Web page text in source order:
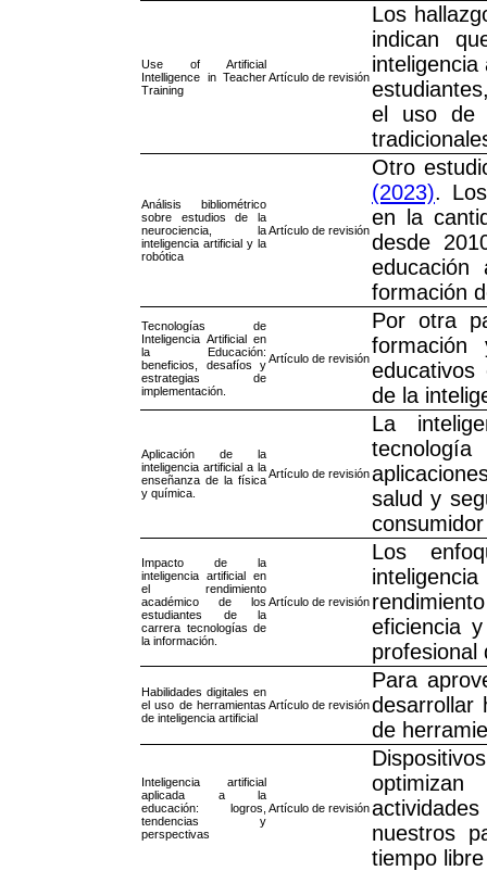
Use of Artificial
Intelligence in Teacher
Training
Artículo de revisión
Los
indican
el uso de
Análisis bibliométrico
sobre estudios de la
neurociencia, la
inteligencia artificial y la
robótica
Artículo de revisión
Otro
(2023).
en la
desde
formación
Tecnologías de
Inteligencia Artificial en
la Educación:
beneficios, desafíos y
estrategias de
implementación.
Artículo de revisión
Por otra
educativos
de la
Aplicación de la
inteligencia artificial a la
enseñanza de la física
y química.
Artículo de revisión
La
salud y
consumidor
Impacto de la
inteligencia artificial en
el rendimiento
académico de los
estudiantes de la
carrera tecnologías de
la información.
Artículo de revisión
Los
eficiencia
profesional
Habilidades digitales en
el uso de herramientas
de inteligencia artificial
Artículo de revisión
Para
desarrollar
de
Inteligencia artificial
aplicada a la
educación: logros,
tendencias y
perspectivas
Artículo de revisión
nuestros
tiempo